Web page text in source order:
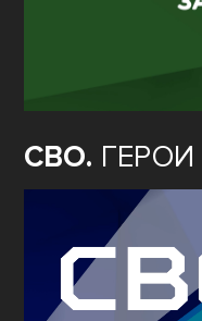
СВО. ГЕРОИ